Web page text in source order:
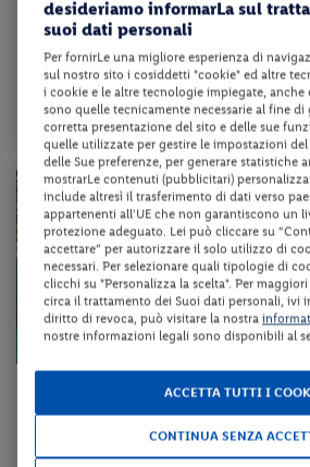
Check-in
dal 20/08/26
al 11/10/26
Sardegna - Loiri Porto San Paolo (OT)
desideriamo informarLa sul
suoi dati personali
Per fornirLe una migliore esperienza di
sul nostro sito i cosiddetti "cookie" ed altre
i cookie e le altre tecnologie impiegate, anche
sono quelle tecnicamente necessarie al fine di
corretta presentazione del sito e delle sue
quelle utilizzate per gestire le impostazioni del
delle Sue preferenze, per generare statistiche
mostrarLe contenuti (pubblicitari)
include altresì il trasferimento di dati verso
appartenenti all'UE che non garantiscono un
protezione adeguato. Lei può cliccare su
accettare” per autorizzare il solo utilizzo di
necessari. Per selezionare quali tipologie di
clicchi su "Personalizza la scelta". Per
circa il trattamento dei Suoi dati personali, ivi
diritto di revoca, può visitare la nostra
nostre informazioni legali sono disponibili al
ACCETTA TUTTI I
CONTINUA SENZA